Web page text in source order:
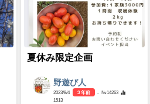
夏休み限定企画
野遊び人
2023/8/4 3 年前
- №14263
1513